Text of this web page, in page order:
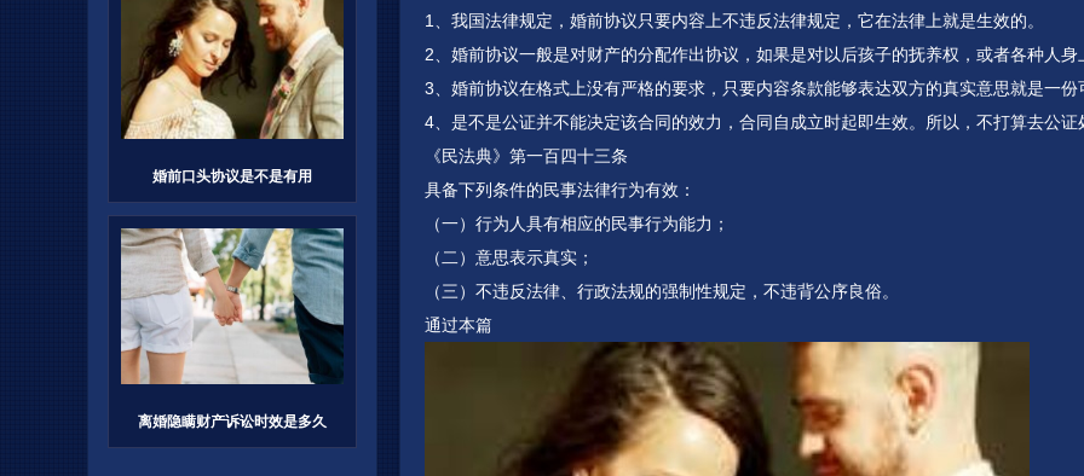
婚前口头协议是不是有用
离婚隐瞒财产诉讼时效是多久
1、我国法律规定，婚前协议只要内容上不违反法律规定，它在法律上就是生效的。
2、婚前协议一般是对财产的分配作出协议，如果是对以后孩子的抚养权，或者各种人
3、婚前协议在格式上没有严格的要求，只要内容条款能够表达双方的真实意思就是一份
4、是不是公证并不能决定该合同的效力，合同自成立时起即生效。所以，不打算去公
《民法典》第一百四十三条
具备下列条件的民事法律行为有效：
（一）行为人具有相应的民事行为能力；
（二）意思表示真实；
（三）不违反法律、行政法规的强制性规定，不违背公序良俗。
通过本篇